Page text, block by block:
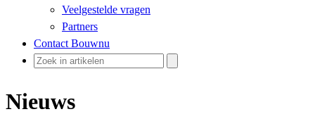
Veelgestelde vragen
Partners
Contact Bouwnu
Nieuws